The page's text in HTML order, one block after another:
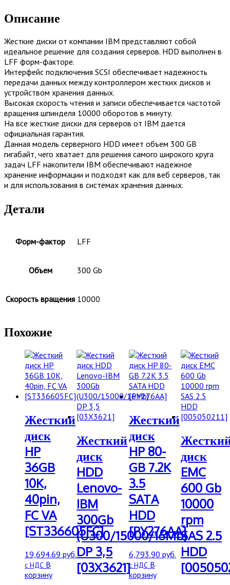
U320SCSI
[42C0432]
Описание
Жесткие диски от компании IBM представляют собой
идеальное решение для создания серверов. HDD выполнен в
LFF форм-факторе.
Интерфейс подключения SCSI обеспечивает надежность
передачи данных между контроллером жестких дисков и
устройством хранения данных.
Высокая скорость чтения и записи обеспечивается частотой
вращения шпинделя 10000 оборотов в минуту.
На все жесткие диски для серверов от IBM дается
официальная гарантия.
Данная модель серверного HDD имеет объем 300 GB
гигабайт, чего хватает для решения самого широкого круга
задач LFF накопители IBM обеспечивают надежное
хранение информации и подходят как для веб серверов, так
и для использования в системах хранения данных.
Детали
Форм-фактор LFF
Объем 300 Gb
Скорость вращения 10000
Похожие
Жесткий
диск
HP
36GB
10K,
40pin,
FC VA
[ST336605FC]
19,694.69 руб.
с НДС В
корзину
Жесткий
диск
HDD
Lenovo-
IBM
300Gb
(U300/15000/16Mb)
DP 3,5
[03X3621]
Жесткий
диск
HP 80-
GB 7.2K
3.5
SATA
HDD
[PY276AA]
6,793.90 руб.
с НДС В
корзину
диск
EMC
600 Gb
10000
rpm
SAS 2.5
HDD